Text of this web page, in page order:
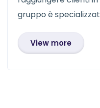
gruppo è
View more